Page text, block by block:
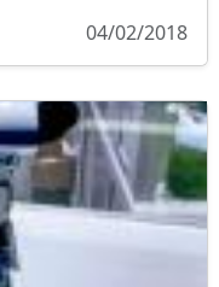
04/02/2018